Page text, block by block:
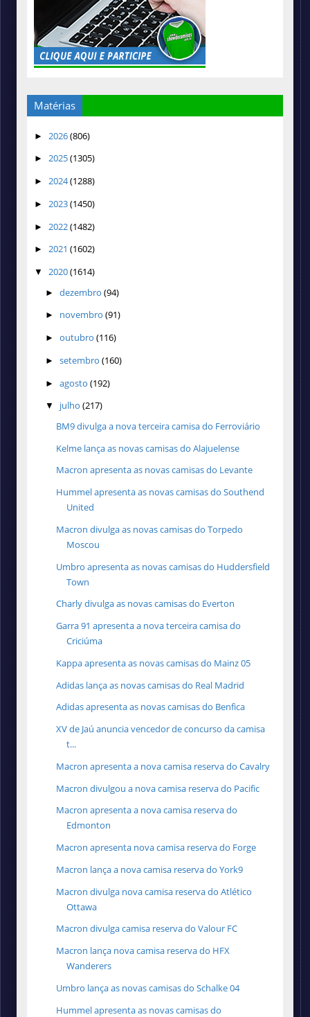
Matérias
► 2026(806)
► 2025(1305)
► 2024(1288)
► 2023(1450)
► 2022(1482)
► 2021 (1602)
▼ 2020(1614)
► dezembro (94)
► novembro (91)
► outubro (116)
► setembro (160)
► agosto (192)
▼ julho (217)
BM9 divulga a nova terceira camisa do Ferroviário
Kelme lança as novas camisas do Alajuelense
Macron apresenta as novas camisas do Levante
Hummel apresenta as novas camisas do Southend
United
Macron divulga as novas camisas do Torpedo
Moscou
Umbro apresenta as novas camisas do Huddersfield
Town
Charly divulga as novas camisas do Everton
Garra 91 apresenta a nova terceira camisa do
Criciúma
Kappa apresenta as novas camisas do Mainz 05
Adidas lança as novas camisas do Real Madrid
Adidas apresenta as novas camisas do Benfica
XV de Jaú anuncia vencedor de concurso da camisa
t...
Macron apresenta a nova camisa reserva do Cavalry
Macron divulgou a nova camisa reserva do Pacific
Macron apresenta a nova camisa reserva do
Edmonton
Macron apresenta nova camisa reserva do Forge
Macron lança a nova camisa reserva do York9
Macron divulga nova camisa reserva do Atlético
Ottawa
Macron divulga camisa reserva do Valour FC
Macron lança nova camisa reserva do HFX
Wanderers
Umbro lança as novas camisas do Schalke 04
Hummel apresenta as novas camisas do